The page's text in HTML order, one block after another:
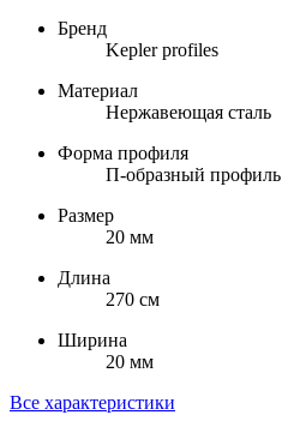
Бренд
Kepler profiles
Материал
Нержавеющая сталь
Форма профиля
П-образный профиль
Размер
20 мм
Длина
270 см
Ширина
20 мм
Все характеристики